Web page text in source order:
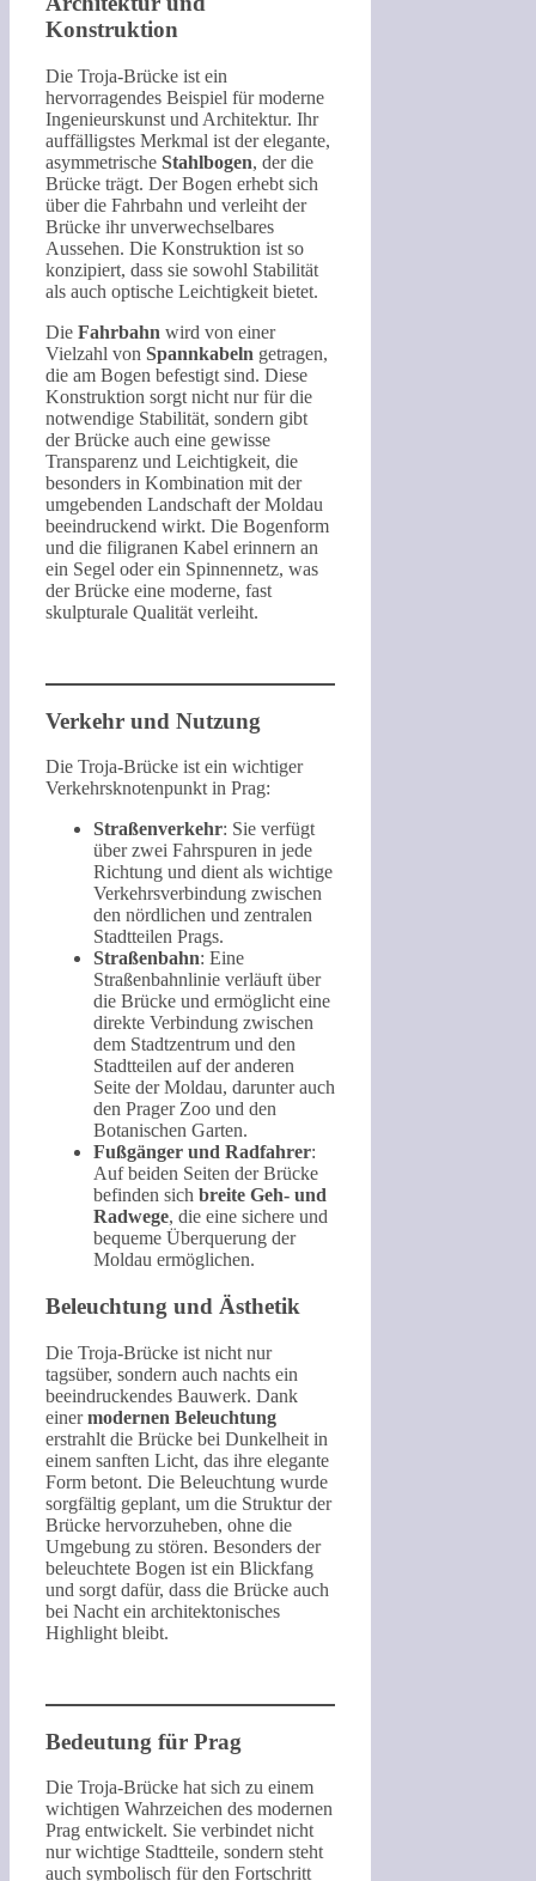
Konstruktion
Die Troja-Brücke ist ein
hervorragendes Beispiel für moderne
Ingenieurskunst und Architektur. Ihr
auffälligstes Merkmal ist der elegante,
asymmetrische Stahlbogen, der die
Brücke trägt. Der Bogen erhebt sich
über die Fahrbahn und verleiht der
Brücke ihr unverwechselbares
Aussehen. Die Konstruktion ist so
konzipiert, dass sie sowohl Stabilität
als auch optische Leichtigkeit bietet.
Die Fahrbahn wird von einer
Vielzahl von Spannkabeln getragen,
die am Bogen befestigt sind. Diese
Konstruktion sorgt nicht nur für die
notwendige Stabilität, sondern gibt
der Brücke auch eine gewisse
Transparenz und Leichtigkeit, die
besonders in Kombination mit der
umgebenden Landschaft der Moldau
beeindruckend wirkt. Die Bogenform
und die filigranen Kabel erinnern an
ein Segel oder ein Spinnennetz, was
der Brücke eine moderne, fast
skulpturale Qualität verleiht.
Verkehr und Nutzung
Die Troja-Brücke ist ein wichtiger
Verkehrsknotenpunkt in Prag:
Straßenverkehr: Sie verfügt
über zwei Fahrspuren in jede
Richtung und dient als wichtige
Verkehrsverbindung zwischen
den nördlichen und zentralen
Stadtteilen Prags.
Straßenbahn: Eine
Straßenbahnlinie verläuft über
die Brücke und ermöglicht eine
direkte Verbindung zwischen
dem Stadtzentrum und den
Stadtteilen auf der anderen
Seite der Moldau, darunter auch
den Prager Zoo und den
Botanischen Garten.
Fußgänger und Radfahrer:
Auf beiden Seiten der Brücke
befinden sich breite Geh- und
Radwege, die eine sichere und
bequeme Überquerung der
Moldau ermöglichen.
Beleuchtung und Ästhetik
Die Troja-Brücke ist nicht nur
tagsüber, sondern auch nachts ein
beeindruckendes Bauwerk. Dank
einermodernen Beleuchtung
erstrahlt die Brücke bei Dunkelheit in
einem sanften Licht, das ihre elegante
Form betont. Die Beleuchtung wurde
sorgfältig geplant, um die Struktur der
Brücke hervorzuheben, ohne die
Umgebung zu stören. Besonders der
beleuchtete Bogen ist ein Blickfang
und sorgt dafür, dass die Brücke auch
bei Nacht ein architektonisches
Highlight bleibt.
Bedeutung für Prag
Die Troja-Brücke hat sich zu einem
wichtigen Wahrzeichen des modernen
Prag entwickelt. Sie verbindet nicht
nur wichtige Stadtteile, sondern steht
auch symbolisch für den Fortschritt